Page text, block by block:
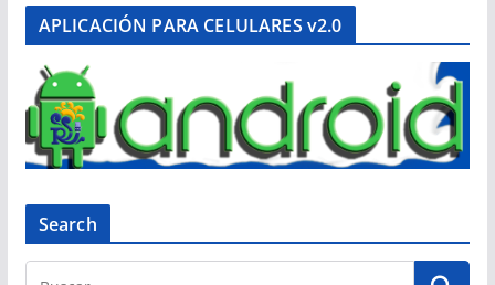
APLICACIÓN PARA CELULARES v2.0
Search